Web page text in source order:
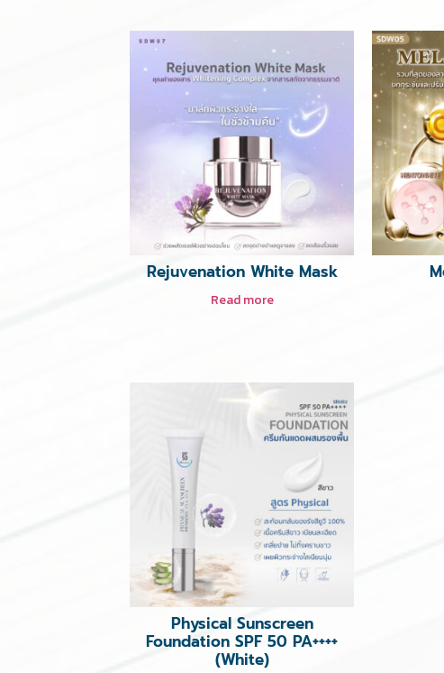
Rejuvenation White Mask
Read more
Physical Sunscreen
Foundation SPF 50 PA++++
(White)